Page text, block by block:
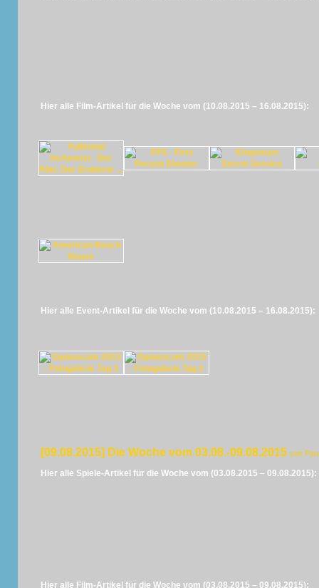
Hier alle Film-Artikel für die Woche vom (10.08.2015 – 16.08.2015):
Hier alle Event-Artikel für die Woche vom (10.08.2015 – 16.08.2015):
[09.08.2015] Die Woche vom 03.08.-09.08.2015 von
Hier alle Spiele-Artikel für die Woche vom (03.08.2015 – 09.08.2015):
Hier alle Film-Artikel für die Woche vom (03.08.2015 – 09.08.2015):